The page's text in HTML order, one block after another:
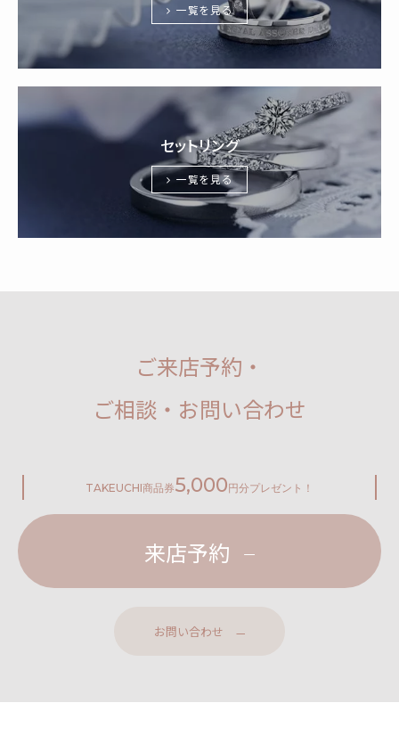
一覧を見る
セットリング
一覧を見る
ご来店予約・
ご相談・お問い合わせ
TAKEUCHI商品券5,000円分プレゼント！
来店予約
お問い合わせ